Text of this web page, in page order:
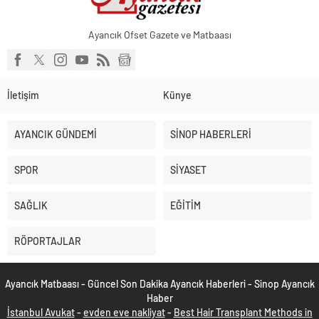
Ayancık Ofset Gazete ve Matbaası
İletişim Künye
AYANCIK GÜNDEMİ SİNOP HABERLERİ
SPOR SİYASET
SAĞLIK EĞİTİM
RÖPORTAJLAR
Ayancık Matbaası - Güncel Son Dakika Ayancık Haberleri - Sinop Ayancık
Haber
İstanbul Avukat- evden eve nakliyat- Best Hair Transplant Methods in